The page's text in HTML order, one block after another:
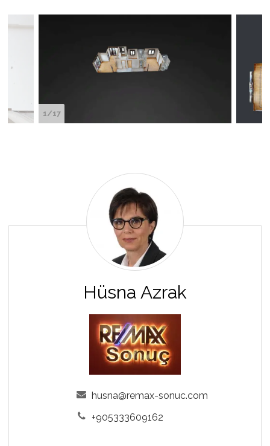
1/17
Azrak
Hüsna Azrak
husna@remax-sonuc.com
+905333609162